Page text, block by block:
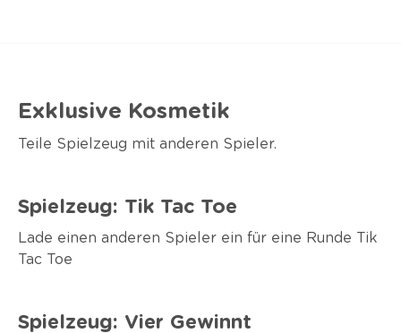
Exklusive Kosmetik
Teile Spielzeug mit anderen Spieler.
Spielzeug: Tik Tac Toe
Lade einen anderen Spieler ein für eine Runde Tik
Tac Toe
Spielzeug: Vier Gewinnt